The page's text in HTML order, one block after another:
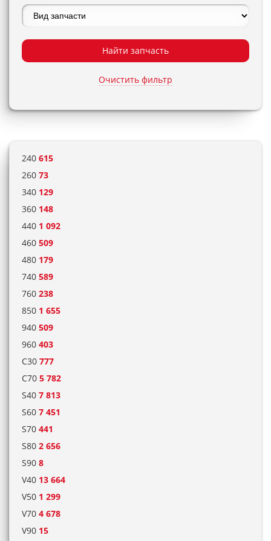
Найти запчасть
Очистить фильтр
240 615
260 73
340 129
360 148
440 1 092
460 509
480 179
740 589
760 238
850 1 655
940 509
960 403
C30 777
C70 5 782
S40 7 813
S60 7 451
S70 441
S80 2 656
S90 8
V40 13 664
V50 1 299
V70 4 678
V90 15